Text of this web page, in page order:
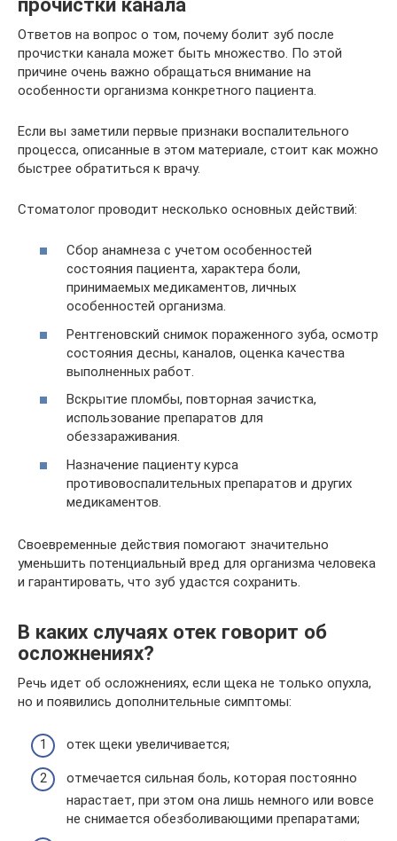
прочистки канала
Ответов на вопрос о том, почему болит зуб после
прочистки канала может быть множество. По этой
причине очень важно обращаться внимание на
особенности организма конкретного пациента.
Если вы заметили первые признаки воспалительного
процесса, описанные в этом материале, стоит как можно
быстрее обратиться к врачу.
Стоматолог проводит несколько основных действий:
Сбор анамнеза с учетом особенностей
состояния пациента, характера боли,
принимаемых медикаментов, личных
особенностей организма.
Рентгеновский снимок пораженного зуба, осмотр
состояния десны, каналов, оценка качества
выполненных работ.
Вскрытие пломбы, повторная зачистка,
использование препаратов для
обеззараживания.
Назначение пациенту курса
противовоспалительных препаратов и других
медикаментов.
Своевременные действия помогают значительно
уменьшить потенциальный вред для организма человека
и гарантировать, что зуб удастся сохранить.
В каких случаях отек говорит об
осложнениях?
Речь идет об осложнениях, если щека не только опухла,
но и появились дополнительные симптомы:
отек щеки увеличивается;
отмечается сильная боль, которая постоянно
нарастает, при этом она лишь немного или вовсе
не снимается обезболивающими препаратами;